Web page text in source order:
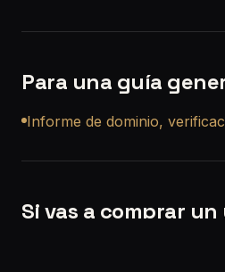
Para una guía
Informe de dominio,
Si vas a comprar un